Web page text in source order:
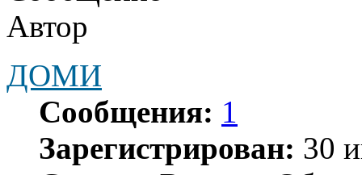
Автор
ДОМИ
Сообщения: 1
Зарегистрирован: 30